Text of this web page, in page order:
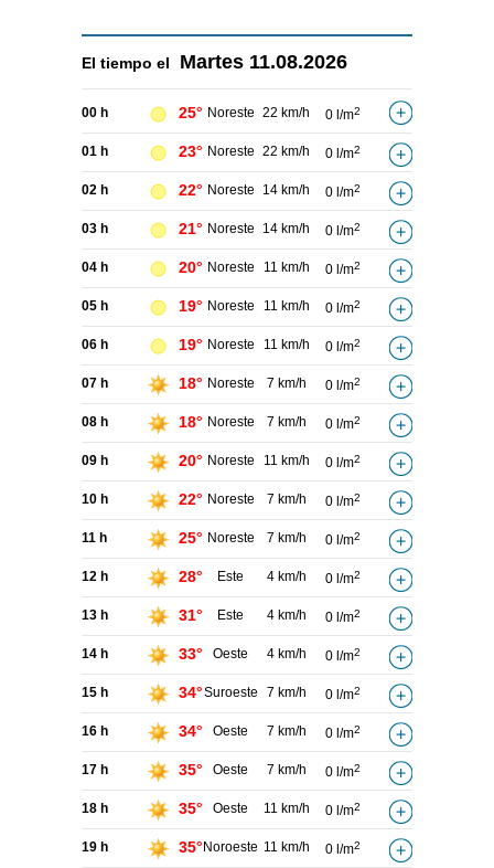
El tiempo el Martes 11.08.2026
00 h 25° Noreste 22 km/h 0 l/m2
01 h 23° Noreste 22 km/h 0 l/m2
02 h 22° Noreste 14 km/h 0 l/m2
03 h 21° Noreste 14 km/h 0 l/m2
04 h 20° Noreste 11 km/h 0 l/m2
05 h 19° Noreste 11 km/h 0 l/m2
06 h 19° Noreste 11 km/h 0 l/m2
07 h 18° Noreste 7 km/h 0 l/m2
08 h 18° Noreste 7 km/h 0 l/m2
09 h 20° Noreste 11 km/h 0 l/m2
10 h 22° Noreste 7 km/h 0 l/m2
11 h 25° Noreste 7 km/h 0 l/m2
12 h 28° Este 4 km/h 0 l/m2
13 h 31° Este 4 km/h 0 l/m2
14 h 33° Oeste 4 km/h 0 l/m2
15 h 34°Suroeste 7 km/h 0 l/m2
16 h 34° Oeste 7 km/h 0 l/m2
17 h 35° Oeste 7 km/h 0 l/m2
18 h 35° Oeste 11 km/h 0 l/m2
19 h 35° Noroeste 11 km/h 0 l/m2